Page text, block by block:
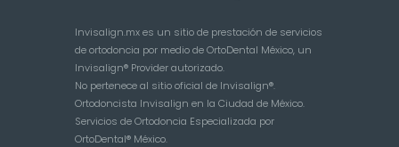
Invisalign.mx es un sitio de prestación de servicios
de ortodoncia por medio de OrtoDental México, un
Invisalign® Provider autorizado.
No pertenece al sitio oficial de Invisalign®.
Ortodoncista Invisalign en la Ciudad de México.
Servicios de Ortodoncia Especializada por
OrtoDental® México.